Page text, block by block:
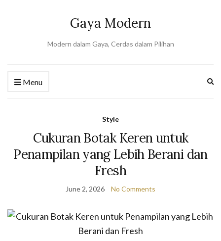
Gaya Modern
Modern dalam Gaya, Cerdas dalam Pilihan
Menu
Style
Cukuran Botak Keren untuk
Penampilan yang Lebih Berani dan
Fresh
June 2, 2026 No Comments